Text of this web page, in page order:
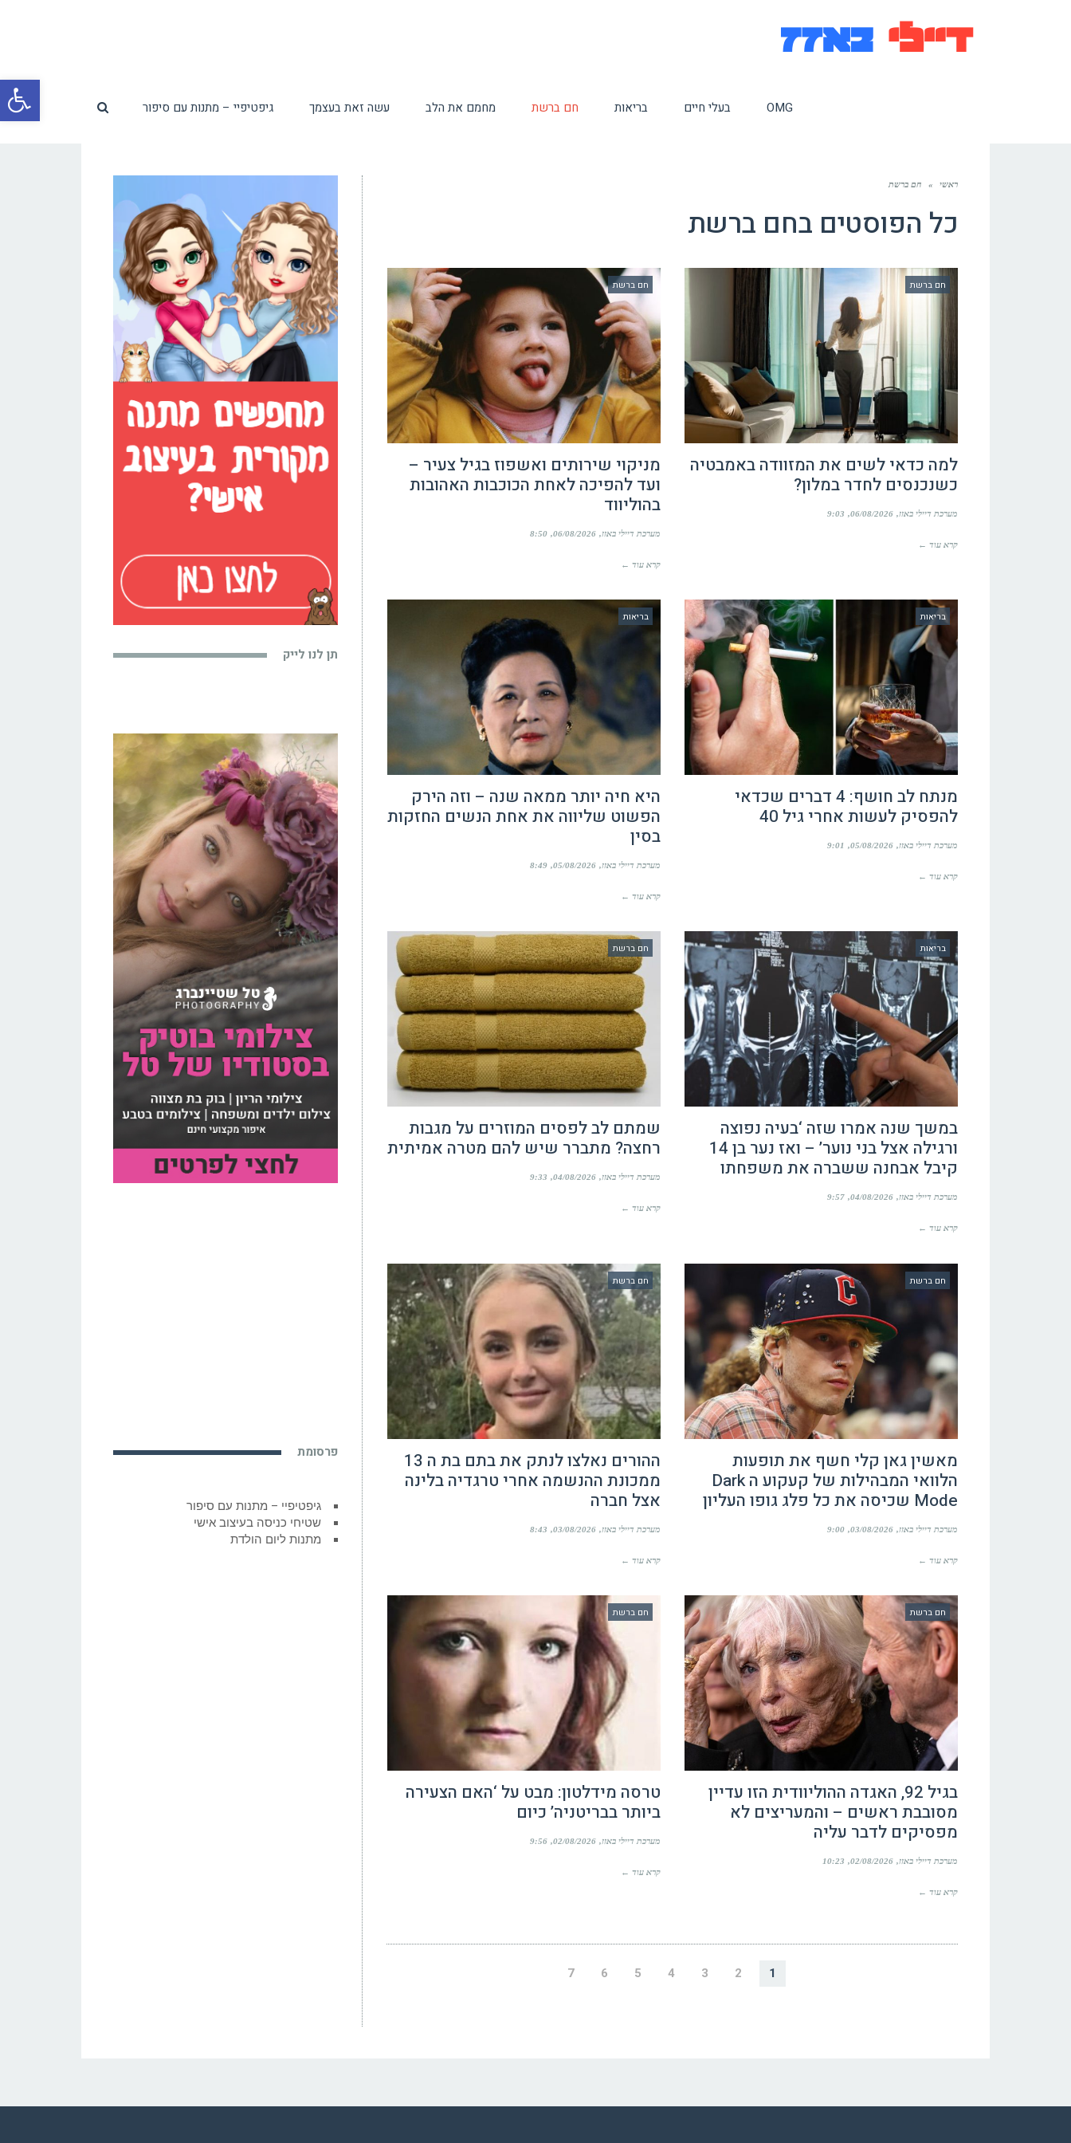
OMG בעלי חיים בריאות חם ברשת מחמם את הלב עשה זאת בעצמך גיפטיפיי – מתנות עם סיפור
ראשי » חם ברשת
כל הפוסטים בחם ברשת
חם ברשת
למה כדאי לשים את המזוודה באמבטיה
כשנכנסים לחדר במלון?
מערכת דיילי באזז 06/08/2026
9:03
קרא עוד ←
חם ברשת
מניקוי שירותים ואשפוז בגיל צעיר –
ועד להפיכה לאחת הכוכבות האהובות
בהוליווד
מערכת דיילי באזז 06/08/2026
8:50
קרא עוד ←
בריאות
מנתח לב חושף: 4 דברים שכדאי
להפסיק לעשות אחרי גיל 40
מערכת דיילי באזז 05/08/2026
9:01
קרא עוד ←
בריאות
היא חיה יותר ממאה שנה – וזה הירק
הפשוט שליווה את אחת הנשים החזקות
בסין
מערכת דיילי באזז 05/08/2026
8:49
קרא עוד ←
בריאות
במשך שנה אמרו שזה ‘בעיה נפוצה
ורגילה אצל בני נוער’ – ואז נער בן 14
קיבל אבחנה ששברה את משפחתו
מערכת דיילי באזז 04/08/2026
9:57
קרא עוד ←
חם ברשת
שמתם לב לפסים המוזרים על מגבות
רחצה? מתברר שיש להם מטרה אמיתית
מערכת דיילי באזז 04/08/2026
9:33
קרא עוד ←
חם ברשת
מאשין גאן קלי חשף את תופעות
הלוואי המבהילות של קעקוע ה Dark
Mode שכיסה את כל פלג גופו העליון
מערכת דיילי באזז 03/08/2026
9:00
קרא עוד ←
חם ברשת
ההורים נאלצו לנתק את בתם בת ה 13
ממכונת ההנשמה אחרי טרגדיה בלינה
אצל חברה
מערכת דיילי באזז 03/08/2026
8:43
קרא עוד ←
חם ברשת
בגיל 92, האגדה ההוליוודית הזו עדיין
מסובבת ראשים – והמעריצים לא
מפסיקים לדבר עליה
מערכת דיילי באזז 02/08/2026
10:23
קרא עוד ←
חם ברשת
טרסה מידלטון: מבט על ‘האם הצעירה
ביותר בבריטניה’ כיום
מערכת דיילי באזז 02/08/2026
9:56
קרא עוד ←
1
2
3
4
5
6
7
תן לנו לייק
פרסומת
גיפטיפיי – מתנות עם סיפור
שטיחי כניסה בעיצוב אישי
מתנות ליום הולדת